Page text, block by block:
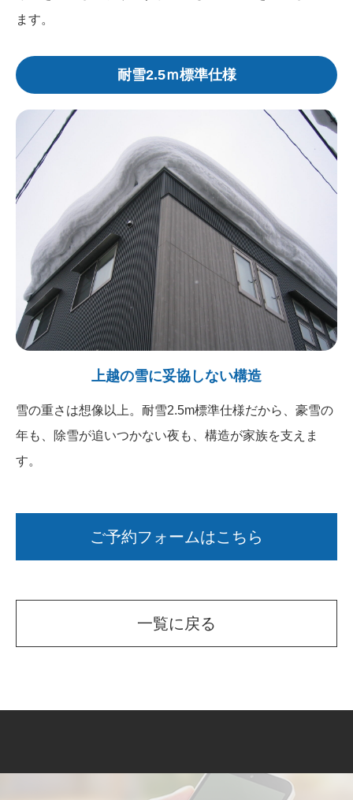
ます。
耐雪2.5ｍ標準仕様
上越の雪に妥協しない構造
雪の重さは想像以上。耐雪2.5m標準仕様だから、豪雪の
年も、除雪が追いつかない夜も、構造が家族を支えま
す。
ご予約フォームはこちら
一覧に戻る